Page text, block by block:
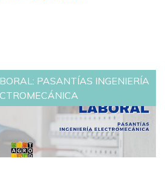
PASANTÍAS INGENIERÍA